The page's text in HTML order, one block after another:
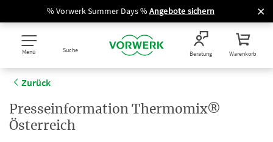
% Vorwerk Summer Days % Angebote sichern
Menü Suche Beratung Warenkorb
Zurück
Presseinformation Thermomix®
Österreich